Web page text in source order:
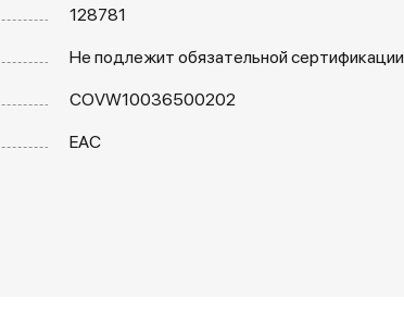
128781
Не подлежит обязательной сертификации
COVW10036500202
EAC